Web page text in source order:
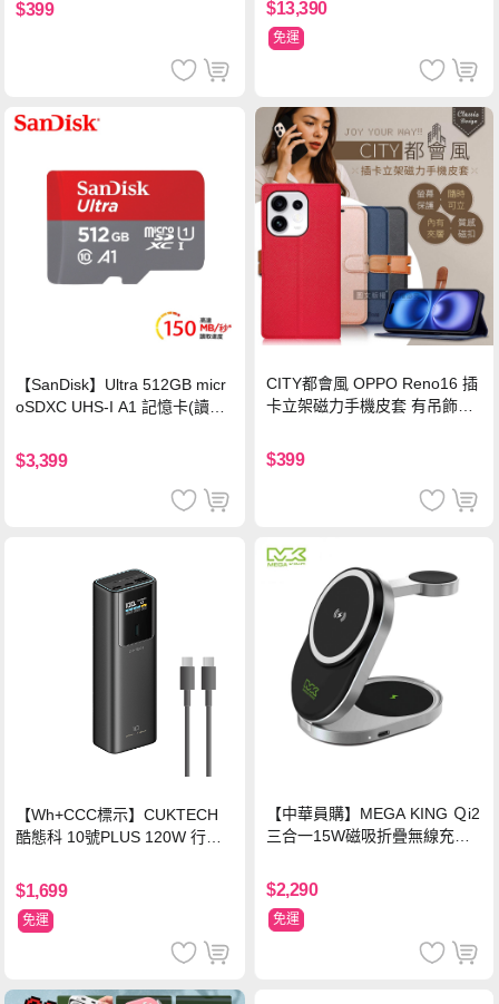
$399 $13,390
免運
【SanDisk】Ultra 512GB micr
oSDXC UHS-I A1 記憶卡(讀取
$3,399
CITY都會風 OPPO Reno16 插
卡立架磁力手機皮套 有吊飾孔
$399
【Wh+CCC標示】CUKTECH
酷態科 10號PLUS 120W 行動
色
$1,699
免運
【中華員購】MEGA KING Ｑi2
三合一15W磁吸折疊無線充電
$2,290
免運